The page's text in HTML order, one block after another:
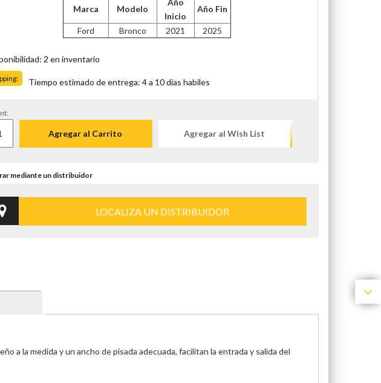
Marca Modelo
Año
Inicio
Año Fin
Ford Bronco 2021 2025
2 en inventario
Tiempo estimado de entrega: 4 a 10 dias habiles
Agregar al Carrito Agregar al Wish List
LOCALIZA UN DISTRIBUIDOR
a la medida y un ancho de pisada adecuada, facilitan la entrada y salida del